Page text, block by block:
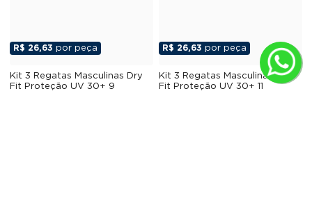
R$ 26,63 por peça
Kit 3 Regatas Masculinas Dry
Fit Proteção UV 30+ 9
R$ 26,63 por peça
Kit 3 Regatas Masculinas Dry
Fit Proteção UV 30+ 11